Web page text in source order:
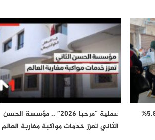
عملية “مرحبا 2026” .. مؤسسة الحسن
الثاني تعزز خدمات مواكبة مغاربة العالم